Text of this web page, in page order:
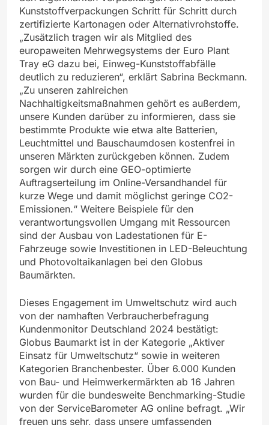
Kunststoffverpackungen Schritt für Schritt durch
zertifizierte Kartonagen oder Alternativrohstoffe.
„Zusätzlich tragen wir als Mitglied des
europaweiten Mehrwegsystems der Euro Plant
Tray eG dazu bei, Einweg-Kunststoffabfälle
deutlich zu reduzieren“, erklärt Sabrina Beckmann.
„Zu unseren zahlreichen
Nachhaltigkeitsmaßnahmen gehört es außerdem,
unsere Kunden darüber zu informieren, dass sie
bestimmte Produkte wie etwa alte Batterien,
Leuchtmittel und Bauschaumdosen kostenfrei in
unseren Märkten zurückgeben können. Zudem
sorgen wir durch eine GEO-optimierte
Auftragserteilung im Online-Versandhandel für
kurze Wege und damit möglichst geringe CO2-
Emissionen.“ Weitere Beispiele für den
verantwortungsvollen Umgang mit Ressourcen
sind der Ausbau von Ladestationen für E-
Fahrzeuge sowie Investitionen in LED-Beleuchtung
und Photovoltaikanlagen bei den Globus
Baumärkten.
Dieses Engagement im Umweltschutz wird auch
von der namhaften Verbraucherbefragung
Kundenmonitor Deutschland 2024 bestätigt:
Globus Baumarkt ist in der Kategorie „Aktiver
Einsatz für Umweltschutz“ sowie in weiteren
Kategorien Branchenbester. Über 6.000 Kunden
von Bau- und Heimwerkermärkten ab 16 Jahren
wurden für die bundesweite Benchmarking-Studie
von der ServiceBarometer AG online befragt. „Wir
freuen uns sehr, dass unsere umfassenden